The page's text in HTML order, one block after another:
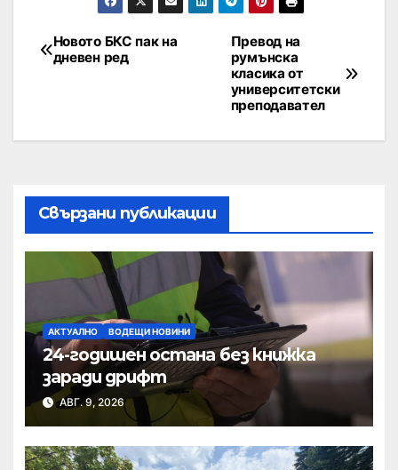
Превод на
румънска
класика от
университетски
преподавател
Новото БКС пак на
дневен ред
Свързани публикации
АКТУАЛНО ВОДЕЩИ НОВИНИ
24-годишен остана без книжка
заради дрифт
АВГ. 9, 2026